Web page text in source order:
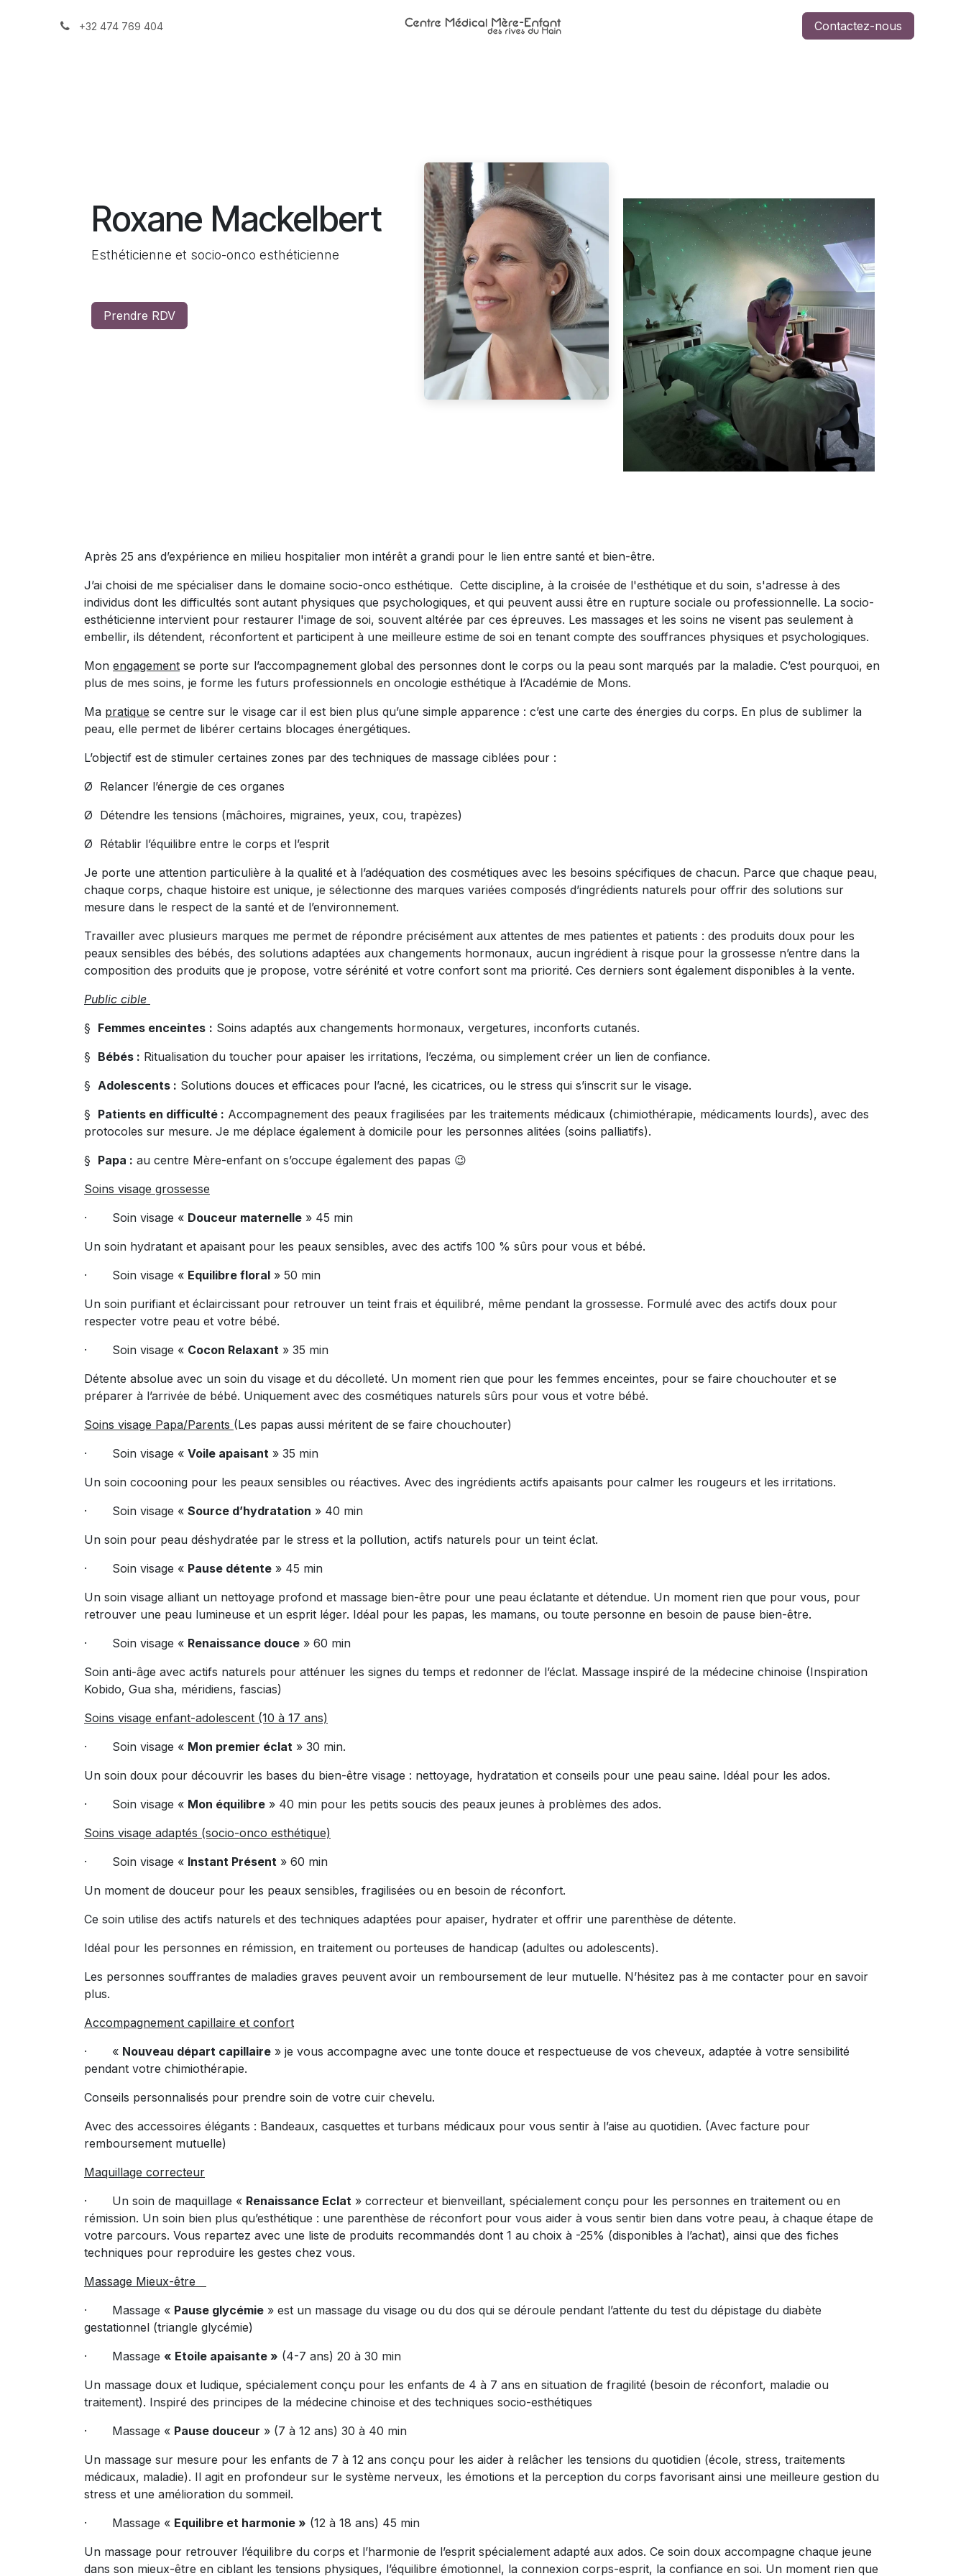
+32 474 769 404 Contactez-nous
Roxane Mackelbert
Esthéticienne et socio-onco esthéticienne
Prendre RDV
Après 25 ans d’expérience en milieu hospitalier mon intérêt a grandi pour le lien entre santé et bien-être.
J’ai choisi de me spécialiser dans le domaine socio-onco esthétique. Cette discipline, à la croisée de l'esthétique et du soin, s'adresse à des
individus dont les difficultés sont autant physiques que psychologiques, et qui peuvent aussi être en rupture sociale ou professionnelle. La socio-
esthéticienne intervient pour restaurer l'image de soi, souvent altérée par ces épreuves. Les massages et les soins ne visent pas seulement à
embellir, ils détendent, réconfortent et participent à une meilleure estime de soi en tenant compte des souffrances physiques et psychologiques.
Mon engagement se porte sur l’accompagnement global des personnes dont le corps ou la peau sont marqués par la maladie. C’est pourquoi, en
plus de mes soins, je forme les futurs professionnels en oncologie esthétique à l’Académie de Mons.
Ma pratique se centre sur le visage car il est bien plus qu’une simple apparence : c’est une carte des énergies du corps. En plus de sublimer la
peau, elle permet de libérer certains blocages énergétiques.
L’objectif est de stimuler certaines zones par des techniques de massage ciblées pour :
Ø Relancer l’énergie de ces organes
Ø Détendre les tensions (mâchoires, migraines, yeux, cou, trapèzes)
Ø Rétablir l’équilibre entre le corps et l’esprit
Je porte une attention particulière à la qualité et à l’adéquation des cosmétiques avec les besoins spécifiques de chacun. Parce que chaque peau,
chaque corps, chaque histoire est unique, je sélectionne des marques variées composés d’ingrédients naturels pour offrir des solutions sur
mesure dans le respect de la santé et de l’environnement.
Travailler avec plusieurs marques me permet de répondre précisément aux attentes de mes patientes et patients : des produits doux pour les
peaux sensibles des bébés, des solutions adaptées aux changements hormonaux, aucun ingrédient à risque pour la grossesse n’entre dans la
composition des produits que je propose, votre sérénité et votre confort sont ma priorité. Ces derniers sont également disponibles à la vente.
Public cible
§ Femmes enceintes : Soins adaptés aux changements hormonaux, vergetures, inconforts cutanés.
§ Bébés : Ritualisation du toucher pour apaiser les irritations, l’eczéma, ou simplement créer un lien de confiance.
§ Adolescents : Solutions douces et efficaces pour l’acné, les cicatrices, ou le stress qui s’inscrit sur le visage.
§ Patients en difficulté : Accompagnement des peaux fragilisées par les traitements médicaux (chimiothérapie, médicaments lourds), avec des
protocoles sur mesure. Je me déplace également à domicile pour les personnes alitées (soins palliatifs).
§ Papa : au centre Mère-enfant on s’occupe également des papas 😉
Soins visage grossesse
· Soin visage « Douceur maternelle » 45 min
Un soin hydratant et apaisant pour les peaux sensibles, avec des actifs 100 % sûrs pour vous et bébé.
· Soin visage « Equilibre floral » 50 min
Un soin purifiant et éclaircissant pour retrouver un teint frais et équilibré, même pendant la grossesse. Formulé avec des actifs doux pour
respecter votre peau et votre bébé.
· Soin visage « Cocon Relaxant » 35 min
Détente absolue avec un soin du visage et du décolleté. Un moment rien que pour les femmes enceintes, pour se faire chouchouter et se
préparer à l’arrivée de bébé. Uniquement avec des cosmétiques naturels sûrs pour vous et votre bébé.
Soins visage Papa/Parents (Les papas aussi méritent de se faire chouchouter)
· Soin visage « Voile apaisant » 35 min
Un soin cocooning pour les peaux sensibles ou réactives. Avec des ingrédients actifs apaisants pour calmer les rougeurs et les irritations.
· Soin visage « Source d’hydratation » 40 min
Un soin pour peau déshydratée par le stress et la pollution, actifs naturels pour un teint éclat.
· Soin visage « Pause détente » 45 min
Un soin visage alliant un nettoyage profond et massage bien-être pour une peau éclatante et détendue. Un moment rien que pour vous, pour
retrouver une peau lumineuse et un esprit léger. Idéal pour les papas, les mamans, ou toute personne en besoin de pause bien-être.
· Soin visage « Renaissance douce » 60 min
Soin anti-âge avec actifs naturels pour atténuer les signes du temps et redonner de l’éclat. Massage inspiré de la médecine chinoise (Inspiration
Kobido, Gua sha, méridiens, fascias)
Soins visage enfant-adolescent (10 à 17 ans)
· Soin visage « Mon premier éclat » 30 min.
Un soin doux pour découvrir les bases du bien-être visage : nettoyage, hydratation et conseils pour une peau saine. Idéal pour les ados.
· Soin visage « Mon équilibre » 40 min pour les petits soucis des peaux jeunes à problèmes des ados.
Soins visage adaptés (socio-onco esthétique)
· Soin visage « Instant Présent » 60 min
Un moment de douceur pour les peaux sensibles, fragilisées ou en besoin de réconfort.
Ce soin utilise des actifs naturels et des techniques adaptées pour apaiser, hydrater et offrir une parenthèse de détente.
Idéal pour les personnes en rémission, en traitement ou porteuses de handicap (adultes ou adolescents).
Les personnes souffrantes de maladies graves peuvent avoir un remboursement de leur mutuelle. N’hésitez pas à me contacter pour en savoir
plus.
Accompagnement capillaire et confort
· « Nouveau départ capillaire » je vous accompagne avec une tonte douce et respectueuse de vos cheveux, adaptée à votre sensibilité
pendant votre chimiothérapie.
Conseils personnalisés pour prendre soin de votre cuir chevelu.
Avec des accessoires élégants : Bandeaux, casquettes et turbans médicaux pour vous sentir à l’aise au quotidien. (Avec facture pour
remboursement mutuelle)
Maquillage correcteur
· Un soin de maquillage « Renaissance Eclat » correcteur et bienveillant, spécialement conçu pour les personnes en traitement ou en
rémission. Un soin bien plus qu’esthétique : une parenthèse de réconfort pour vous aider à vous sentir bien dans votre peau, à chaque étape de
votre parcours. Vous repartez avec une liste de produits recommandés dont 1 au choix à -25% (disponibles à l’achat), ainsi que des fiches
techniques pour reproduire les gestes chez vous.
Massage Mieux-être
· Massage « Pause glycémie » est un massage du visage ou du dos qui se déroule pendant l’attente du test du dépistage du diabète
gestationnel (triangle glycémie)
· Massage « Etoile apaisante » (4-7 ans) 20 à 30 min
Un massage doux et ludique, spécialement conçu pour les enfants de 4 à 7 ans en situation de fragilité (besoin de réconfort, maladie ou
traitement). Inspiré des principes de la médecine chinoise et des techniques socio-esthétiques
· Massage « Pause douceur » (7 à 12 ans) 30 à 40 min
Un massage sur mesure pour les enfants de 7 à 12 ans conçu pour les aider à relâcher les tensions du quotidien (école, stress, traitements
médicaux, maladie). Il agit en profondeur sur le système nerveux, les émotions et la perception du corps favorisant ainsi une meilleure gestion du
stress et une amélioration du sommeil.
· Massage « Equilibre et harmonie » (12 à 18 ans) 45 min
Un massage pour retrouver l’équilibre du corps et l’harmonie de l’esprit spécialement adapté aux ados. Ce soin doux accompagne chaque jeune
dans son mieux-être en ciblant les tensions physiques, l’équilibre émotionnel, la connexion corps-esprit, la confiance en soi. Un moment rien que